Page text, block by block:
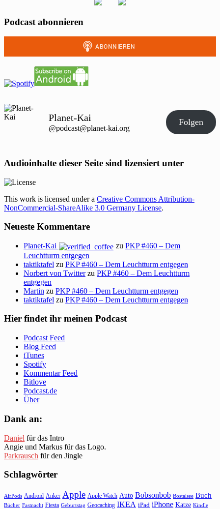
Podcast abonnieren
Planet-Kai
@podcast@planet-kai.org
Folgen
Audioinhalte dieser Seite sind lizensiert unter
This work is licensed under a Creative Commons Attribution-
NonCommercial-ShareAlike 3.0 Germany License.
Neueste Kommentare
Planet-Kai zuPKP #460 – Dem
Leuchtturm entgegen
taktiktafel zu PKP #460 – Dem Leuchtturm entgegen
Norbert von Twitterzu PKP #460 – Dem Leuchtturm
entgegen
Martin zu PKP #460 – Dem Leuchtturm entgegen
taktiktafel zu PKP #460 – Dem Leuchtturm entgegen
Hier findet ihr meinen Podcast
Podcast Feed
Blog Feed
iTunes
Spotify
Kommentar Feed
Bitlove
Podcast.de
Über
Dank an:
Daniel für das Intro
Angie und Markus für das Logo.
Parkrausch für den Jingle
Schlagwörter
AirPods Android Anker Apple Apple Watch Auto Bobsonbob Bostalsee Buch
Bücher Fastnacht Fiesta Geburtstag Geocaching IKEA iPad iPhone Katze Kindle